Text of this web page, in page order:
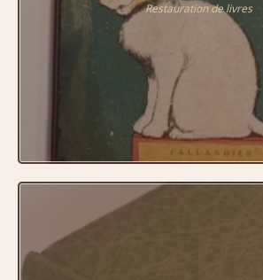
Restauration de livres